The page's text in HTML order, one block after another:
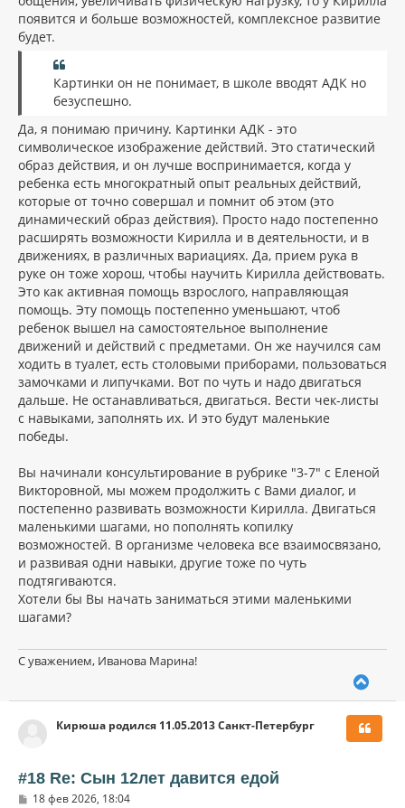
появится и больше возможностей, комплексное развитие
будет.
Картинки он не понимает, в школе вводят АДК но
безуспешно.
Да, я понимаю причину. Картинки АДК - это
символическое изображение действий. Это статический
образ действия, и он лучше воспринимается, когда у
ребенка есть многократный опыт реальных действий,
которые от точно совершал и помнит об этом (это
динамический образ действия). Просто надо постепенно
расширять возможности Кирилла и в деятельности, и в
движениях, в различных вариациях. Да, прием рука в
руке он тоже хорош, чтобы научить Кирилла действовать.
Это как активная помощь взрослого, направляющая
помощь. Эту помощь постепенно уменьшают, чтоб
ребенок вышел на самостоятельное выполнение
движений и действий с предметами. Он же научился сам
ходить в туалет, есть столовыми приборами, пользоваться
замочками и липучками. Вот по чуть и надо двигаться
дальше. Не останавливаться, двигаться. Вести чек-листы
с навыками, заполнять их. И это будут маленькие
победы.
Вы начинали консультирование в рубрике "3-7" с Еленой
Викторовной, мы можем продолжить с Вами диалог, и
постепенно развивать возможности Кирилла. Двигаться
маленькими шагами, но пополнять копилку
возможностей. В организме человека все взаимосвязано,
и развивая одни навыки, другие тоже по чуть
подтягиваются.
Хотели бы Вы начать заниматься этими маленькими
шагами?
С уважением, Иванова Марина!
у
Кирюша родился 11.05.2013 Санкт-Петербург
#18 Re: Сын 12лет давится едой
С18 фев 2026, 18:04